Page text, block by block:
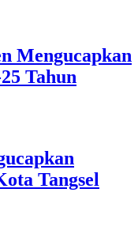
Mengucapkan
Tahun
Tangsel